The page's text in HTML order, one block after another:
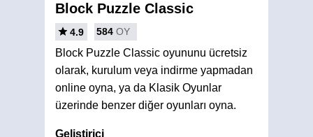
Block Puzzle Classic
4.9 584 OY
Block Puzzle Classic oyununu ücretsiz
olarak, kurulum veya indirme yapmadan
online oyna, ya da Klasik Oyunlar
üzerinde benzer diğer oyunları oyna.
Geliştirici